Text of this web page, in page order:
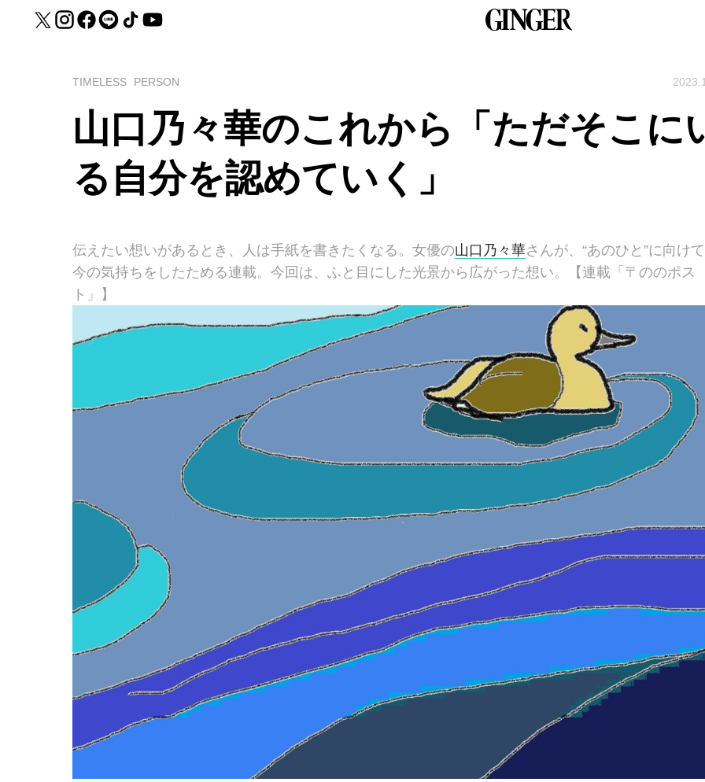
TIMELESS PERSON
山口乃々華のこれから「ただそこに
る自分を認めていく」
伝えたい想いがあるとき、人は手紙を書きたくなる。女優の山口乃々華さんが、“あのひと”に向けて
今の気持ちをしたためる連載。今回は、ふと目にした光景から広がった想い。【連載「〒ののポス
ト」】